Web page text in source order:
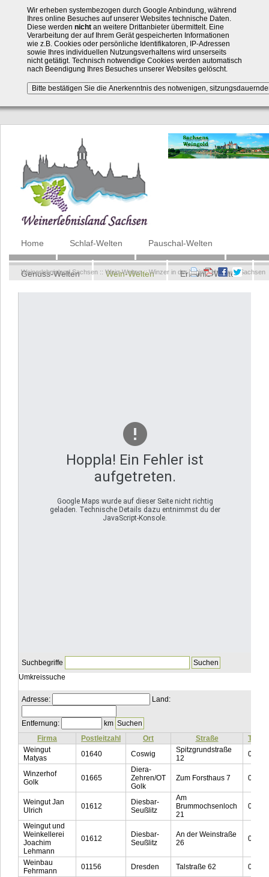
Wir erheben systembezogen durch Google Anbindung, während
Ihres online Besuches auf unserer Websites technische Daten.
Diese werden nichtan weitere Drittanbieter übermittelt. Eine
Verarbeitung der auf Ihrem Gerät gespeicherten Informationen
wie z.B. Cookies oder persönliche Identifikatoren, IP-Adressen
sowie Ihres individuellen Nutzungsverhaltens wird unserseits
nicht getätigt. Technisch notwendige Cookies werden automatisch
nach Beendigung Ihres Besuches unserer Websites gelöscht.
Navigation
Home Schlaf-Welten Pauschal-Welten
Genuss-Welten Wein-Welten Erlebnis-Welten
Weinerlebnisland Sachsen :: Wein-Welten::Winzer in der Weinerlebniswelt Sachsen
Hoppla! Ein Fehler ist
aufgetreten.
Google Maps wurde auf dieser Seite nicht richtig
geladen. Technische Details dazu entnimmst du der
JavaScript-Konsole.
Suchbegriffe
Umkreissuche
Adresse: Land:
Entfernung:
km
Firma
Postleitzahl Ort Straße
Weingut
Matyas
01640 Coswig
Spitzgrundstraße
12
Winzerhof
Golk
01665
Diera-
Zehren/OT
Golk
Zum Forsthaus 7
Weingut Jan
Ulrich
01612
Diesbar-
Seußlitz
Am
Brummochsenloch
21
Weingut und
Weinkellerei
Joachim
Lehmann
01612
Diesbar-
Seußlitz
An der Weinstraße
26
0173
Weinbau
Fehrmann
01156 Dresden Talstraße 62